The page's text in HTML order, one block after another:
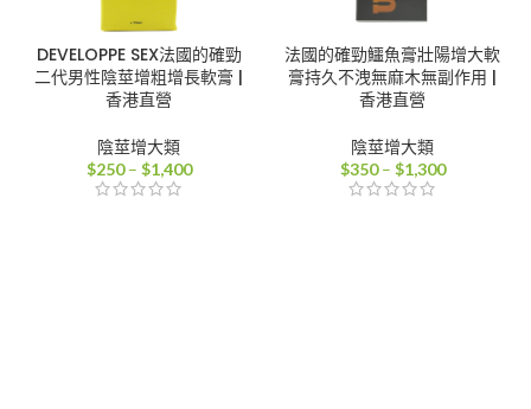
DEVELOPPE SEX法國的確勁
二代男性陰莖增粗增長軟膏 |
香港直營
陰莖增大類
$250 – $1,400價
法國的確勁鱷魚膏壯陽增大軟
膏持久不洩無麻木無副作用 |
香港直營
陰莖增大類
$350 – $1,300價